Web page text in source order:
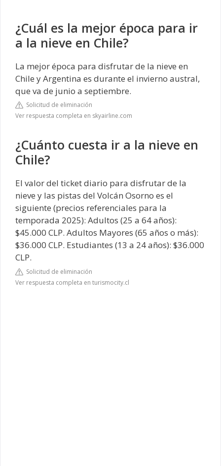
¿Cuál es la mejor época para ir
a la nieve en Chile?
La mejor época para disfrutar de la nieve en
Chile y Argentina es durante el invierno austral,
que va de junio a septiembre.
Solicitud de eliminación
Ver respuesta completa en skyairline.com
¿Cuánto cuesta ir a la nieve en
Chile?
El valor del ticket diario para disfrutar de la
nieve y las pistas del Volcán Osorno es el
siguiente (precios referenciales para la
temporada 2025): Adultos (25 a 64 años):
$45.000 CLP. Adultos Mayores (65 años o más):
$36.000 CLP. Estudiantes (13 a 24 años): $36.000
CLP.
Solicitud de eliminación
Ver respuesta completa en turismocity.cl